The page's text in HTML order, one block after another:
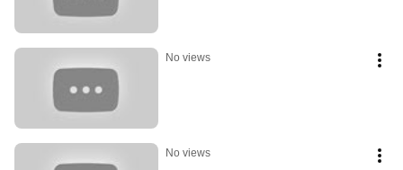
No views
No views